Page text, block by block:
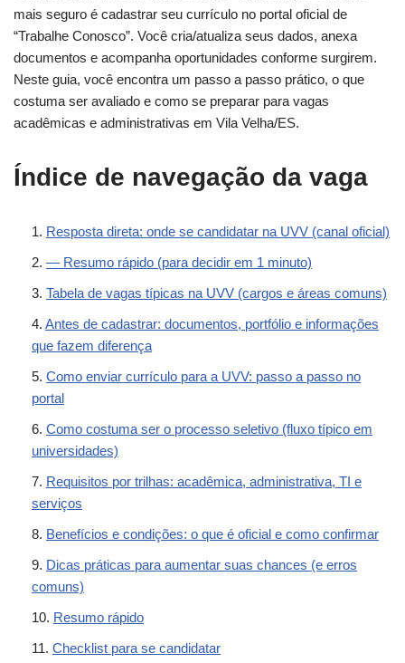
mais seguro é cadastrar seu currículo no portal oficial de
“Trabalhe Conosco”. Você cria/atualiza seus dados, anexa
documentos e acompanha oportunidades conforme surgirem.
Neste guia, você encontra um passo a passo prático, o que
costuma ser avaliado e como se preparar para vagas
acadêmicas e administrativas em Vila Velha/ES.
Índice de navegação da vaga
Resposta direta: onde se candidatar na UVV (canal oficial)
— Resumo rápido (para decidir em 1 minuto)
Tabela de vagas típicas na UVV (cargos e áreas comuns)
Antes de cadastrar: documentos, portfólio e informações
que fazem diferença
Como enviar currículo para a UVV: passo a passo no
portal
Como costuma ser o processo seletivo (fluxo típico em
universidades)
Requisitos por trilhas: acadêmica, administrativa, TI e
serviços
Benefícios e condições: o que é oficial e como confirmar
Dicas práticas para aumentar suas chances (e erros
comuns)
Resumo rápido
Checklist para se candidatar